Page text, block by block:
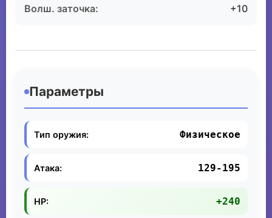
Волш. заточка: +10
Параметры
Тип оружия: Физическое
Атака: 129-195
HP: +240